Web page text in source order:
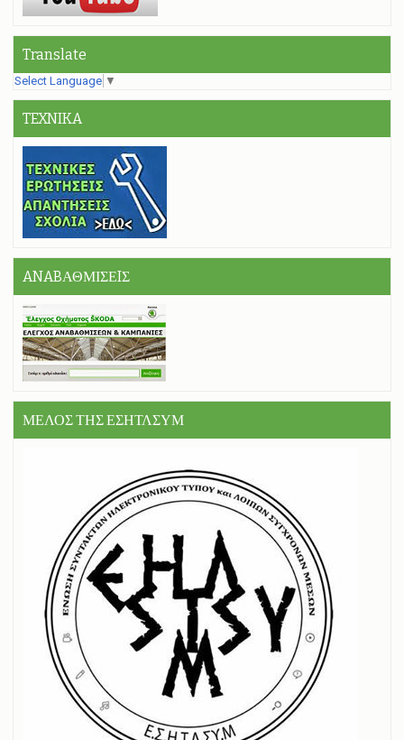
Translate
Select Language ▼
TEXNIKA
ANABΑΘΜΙΣΕIΣ
ΜΕΛΟΣ ΤΗΣ ΕΣΗΤΛΣΥΜ